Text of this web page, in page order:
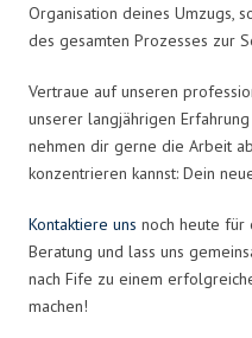
Organisation deines Umzugs,
des gesamten Prozesses zur
Vertraue auf unseren
unserer langjährigen
nehmen dir gerne die Arbeit
konzentrieren kannst: Dein
Kontaktiere uns noch heute für
Beratung und lass uns
nach Fife zu einem
machen!